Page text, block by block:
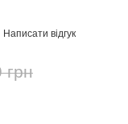
Написати відгук
грн